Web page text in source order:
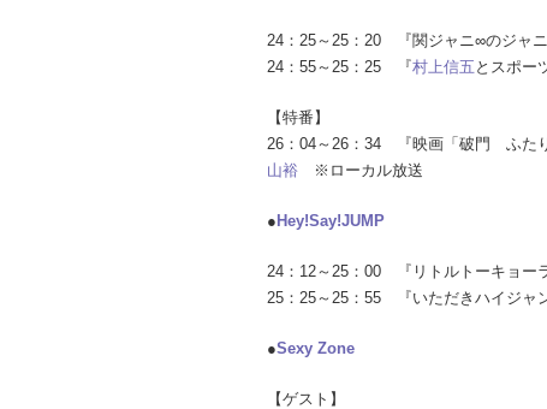
24：25～25：20 『関ジャニ∞のジャ
24：55～25：25 『村上信五 とスポー
【特番】
26：04～26：34 『映画「破門 ふた
山裕 ※ローカル放送
● Hey!Say!JUMP
24：12～25：00 『リトルトーキョー
25：25～25：55 『いただきハイジャ
●Sexy Zone
【ゲスト】